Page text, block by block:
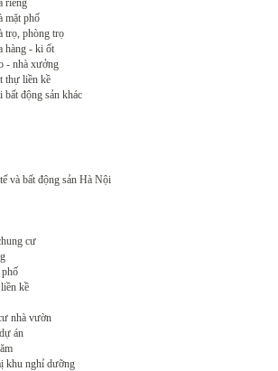
riêng
mặt phố
trọ, phòng trọ
hàng - ki ốt
- nhà xưởng
thự liền kề
bất động sản khác
cư
phố
kề
nhà vườn
án
khu nghỉ dưỡng